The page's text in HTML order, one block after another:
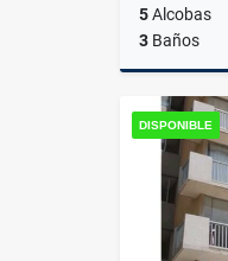
5Alcobas
3 Baños
Venta
$190.000.000
DISPONIBLE